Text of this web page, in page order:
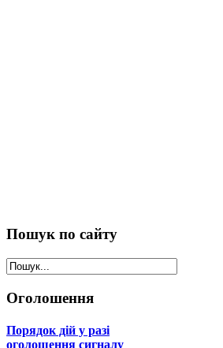
Пошук по сайту
Оголошення
Порядок дій у разі
оголошення сигналу